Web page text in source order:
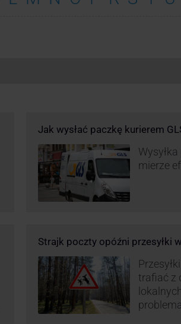
Jak wysłać paczkę kurierem
mierze
Strajk poczty opóźni przesyłki
trafiać z